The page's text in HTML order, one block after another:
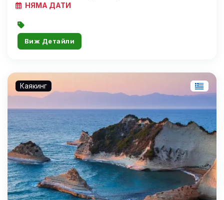
НЯМА ДАТИ
Виж Детайли
Каякинг